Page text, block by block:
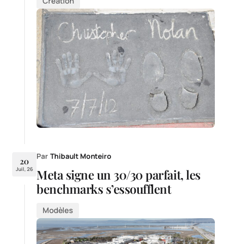
20
Juil, 26
Par Thibault Monteiro
Meta signe un 30/30 parfait, les
benchmarks s’essoufflent
Modèles